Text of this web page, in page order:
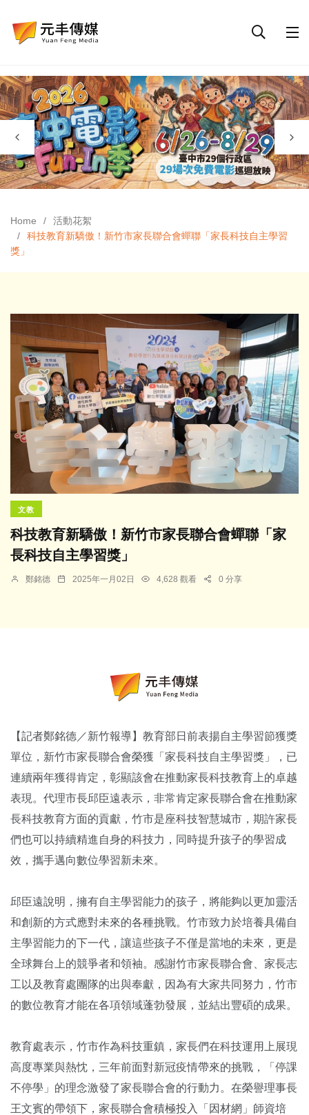
Home
活動花絮
科技教育新驕傲！新竹市家長聯合會蟬聯「家長科技自主學習
獎」
文教
科技教育新驕傲！新竹市家長聯合會蟬聯「家
長科技自主學習獎」
鄭銘德 2025年一月02日 4,628 觀看 0 分享
【記者鄭銘德／新竹報導】教育部日前表揚自主學習節獲獎
單位，新竹市家長聯合會榮獲「家長科技自主學習獎」，已
連續兩年獲得肯定，彰顯該會在推動家長科技教育上的卓越
表現。代理市長邱臣遠表示，非常肯定家長聯合會在推動家
長科技教育方面的貢獻，竹市是座科技智慧城市，期許家長
們也可以持續精進自身的科技力，同時提升孩子的學習成
效，攜手邁向數位學習新未來。
邱臣遠說明，擁有自主學習能力的孩子，將能夠以更加靈活
和創新的方式應對未來的各種挑戰。竹市致力於培養具備自
主學習能力的下一代，讓這些孩子不僅是當地的未來，更是
全球舞台上的競爭者和領袖。感謝竹市家長聯合會、家長志
工以及教育處團隊的出與奉獻，因為有大家共同努力，竹市
的數位教育才能在各項領域蓬勃發展，並結出豐碩的成果。
教育處表示，竹市作為科技重鎮，家長們在科技運用上展現
高度專業與熱忱，三年前面對新冠疫情帶來的挑戰，「停課
不停學」的理念激發了家長聯合會的行動力。在榮譽理事長
王文賓的帶領下，家長聯合會積極投入「因材網」師資培